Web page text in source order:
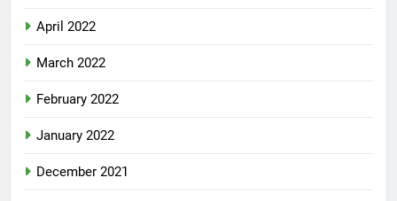
April 2022
March 2022
February 2022
January 2022
December 2021